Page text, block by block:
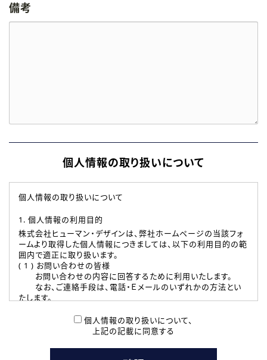
備考
個人情報の取り扱いについて
個人情報の取り扱いについて
1. 個人情報の利用目的
株式会社ヒューマン・デザインは、弊社ホームページの当該フォ
ームより取得した個人情報につきましては、以下の利用目的の範
囲内で適正に取り扱います。
( 1 ) お問い合わせの皆様
お問い合わせの内容に回答するために利用いたします。
なお、ご連絡手段は、電話・Ｅメールのいずれかの方法とい
たします。
本登録に関するご連絡および本登録時の参考情報として利
たします。
個人情報の取り扱いについて、
上記の記載に同意する